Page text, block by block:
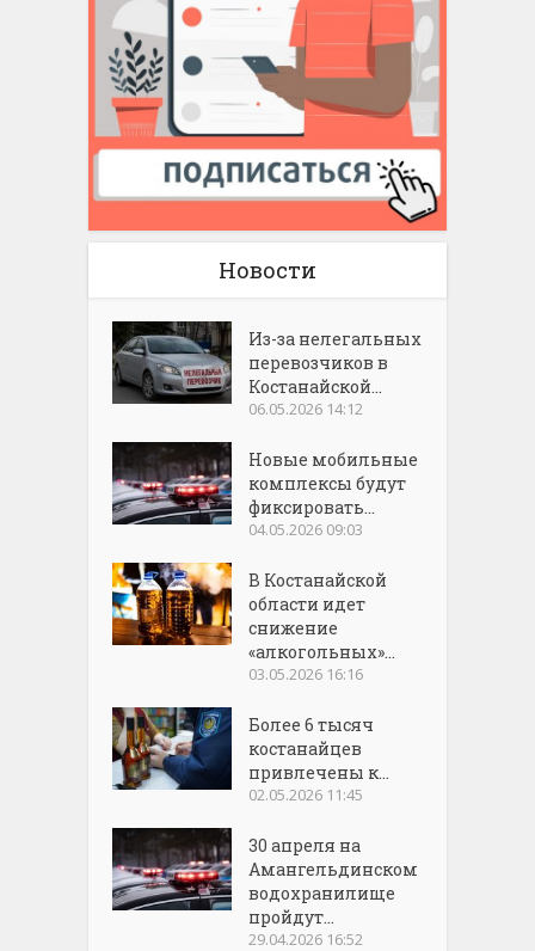
Новости
Из-за нелегальных
перевозчиков в
Костанайской...
06.05.2026 14:12
Новые мобильные
комплексы будут
фиксировать...
04.05.2026 09:03
В Костанайской
области идет
снижение
«алкогольных»...
03.05.2026 16:16
Более 6 тысяч
костанайцев
привлечены к...
02.05.2026 11:45
30 апреля на
Амангельдинском
водохранилище
пройдут...
29.04.2026 16:52